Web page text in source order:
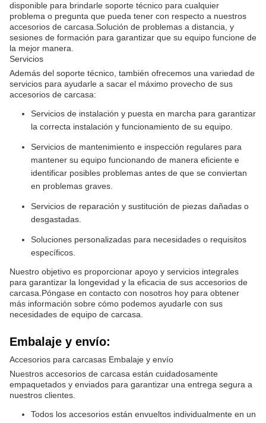
disponible para brindarle soporte técnico para cualquier
problema o pregunta que pueda tener con respecto a nuestros
accesorios de carcasa.Solución de problemas a distancia, y
sesiones de formación para garantizar que su equipo funcione de
la mejor manera.
Servicios
Además del soporte técnico, también ofrecemos una variedad de
servicios para ayudarle a sacar el máximo provecho de sus
accesorios de carcasa:
Servicios de instalación y puesta en marcha para garantizar
la correcta instalación y funcionamiento de su equipo.
Servicios de mantenimiento e inspección regulares para
mantener su equipo funcionando de manera eficiente e
identificar posibles problemas antes de que se conviertan
en problemas graves.
Servicios de reparación y sustitución de piezas dañadas o
desgastadas.
Soluciones personalizadas para necesidades o requisitos
específicos.
Nuestro objetivo es proporcionar apoyo y servicios integrales
para garantizar la longevidad y la eficacia de sus accesorios de
carcasa.Póngase en contacto con nosotros hoy para obtener
más información sobre cómo podemos ayudarle con sus
necesidades de equipo de carcasa.
Embalaje y envío:
Accesorios para carcasas Embalaje y envío
Nuestros accesorios de carcasa están cuidadosamente
empaquetados y enviados para garantizar una entrega segura a
nuestros clientes.
Todos los accesorios están envueltos individualmente en un